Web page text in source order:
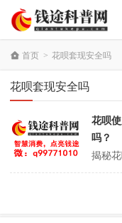
首页 > 花呗套现安全吗
花呗套现安全吗
花呗
吗？